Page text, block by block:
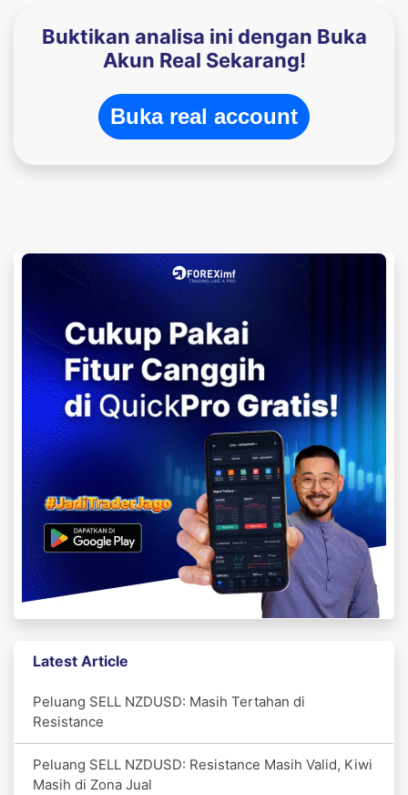
Buktikan analisa ini dengan Buka
Akun Real Sekarang!
Buka real account
Latest Article
Peluang SELL NZDUSD: Masih Tertahan di
Resistance
Peluang SELL NZDUSD: Resistance Masih Valid, Kiwi
Masih di Zona Jual